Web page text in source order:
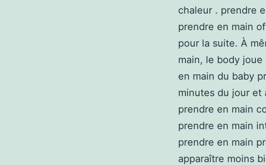
chaleur . prendre
prendre en main
pour la suite. À
main, le body
en main du baby
minutes du jour et
prendre en main
prendre en main
prendre en main
apparaître moins